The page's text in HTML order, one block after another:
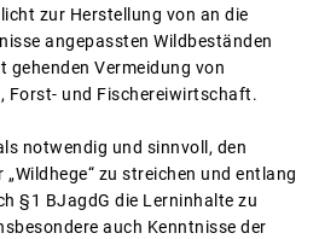
zur Herstellung von an die
angepassten Wildbeständen
gehenden Vermeidung von
Forst- und Fischereiwirtschaft.
notwendig und sinnvoll, den
zu streichen und entlang
§1 BJagdG die Lerninhalte zu
auch Kenntnisse der